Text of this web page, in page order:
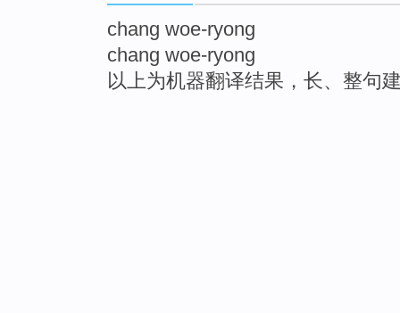
chang woe-ryong
chang woe-ryong
以上为机器翻译结果，长、整句